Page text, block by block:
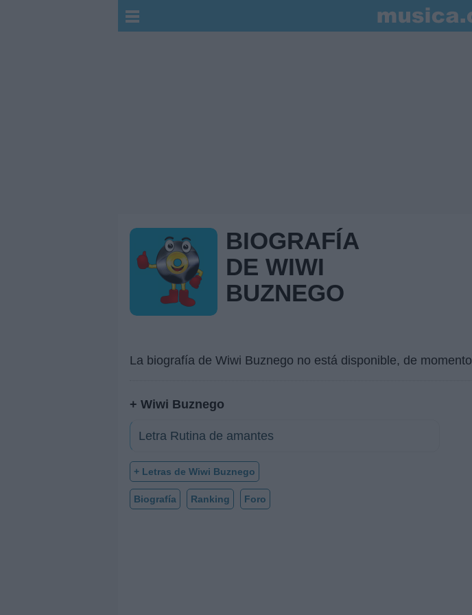
BIOGRAFÍA
DE WIWI
BUZNEGO
La biografía de Wiwi Buznego no está disponible, de momento
+ Wiwi Buznego
Letra Rutina de amantes
+ Letras de Wiwi Buznego
Biografía Ranking Foro